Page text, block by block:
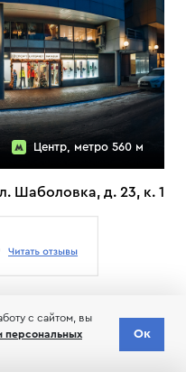
Центр, метро 560 м
Шаболовка, д. 23, к. 1
с сайтом, вы
персональных
Ок